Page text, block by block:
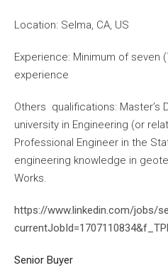
Location: Selma, CA, US
Experience: Minimum of seven
experience
Others qualifications:
university in Engineering (or
Professional Engineer in the
engineering knowledge in
Works.
https://www.linkedin.com/jobs/
Senior Buyer